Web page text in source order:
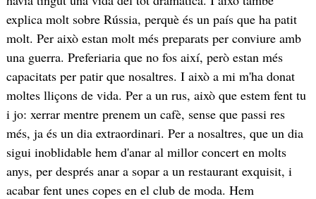
explica molt sobre Rússia, perquè és un país que ha patit
molt. Per això estan molt més preparats per conviure amb
una guerra. Preferiaria que no fos així, però estan més
capacitats per patir que nosaltres. I això a mi m'ha donat
moltes lliçons de vida. Per a un rus, això que estem fent tu
i jo: xerrar mentre prenem un cafè, sense que passi res
més, ja és un dia extraordinari. Per a nosaltres, que un dia
sigui inoblidable hem d'anar al millor concert en molts
anys, per després anar a sopar a un restaurant exquisit, i
acabar fent unes copes en el club de moda. Hem